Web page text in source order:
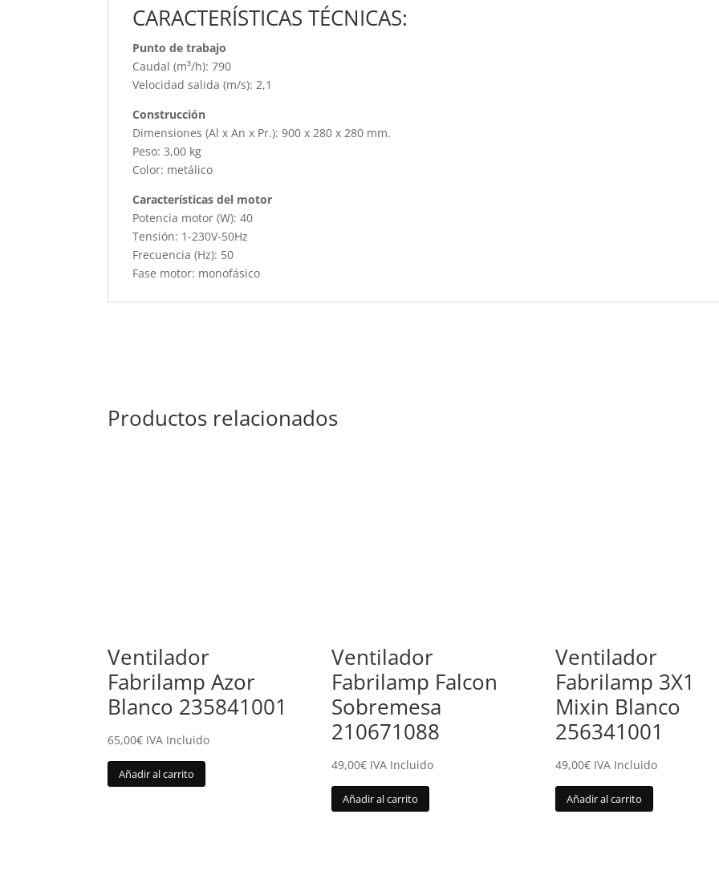
CARACTERÍSTICAS TÉCNICAS:
Punto de trabajo
Caudal (m³/h): 790
Velocidad salida (m/s): 2,1
Construcción
Dimensiones (Al x An x Pr.): 900 x 280 x 280 mm.
Peso: 3,00 kg
Color: metálico
Características del motor
Potencia motor (W): 40
Tensión: 1-230V-50Hz
Frecuencia (Hz): 50
Fase motor: monofásico
Productos relacionados
Ventilador
Fabrilamp Azor
Blanco 235841001
65,00€ IVA Incluido
Añadir al carrito
Ventilador
Fabrilamp Falcon
Sobremesa
210671088
49,00€ IVA Incluido
Añadir al carrito
Ventilador
Fabrilamp 3X1
Mixin Blanco
256341001
49,00€ IVA Incluido
Añadir al carrito